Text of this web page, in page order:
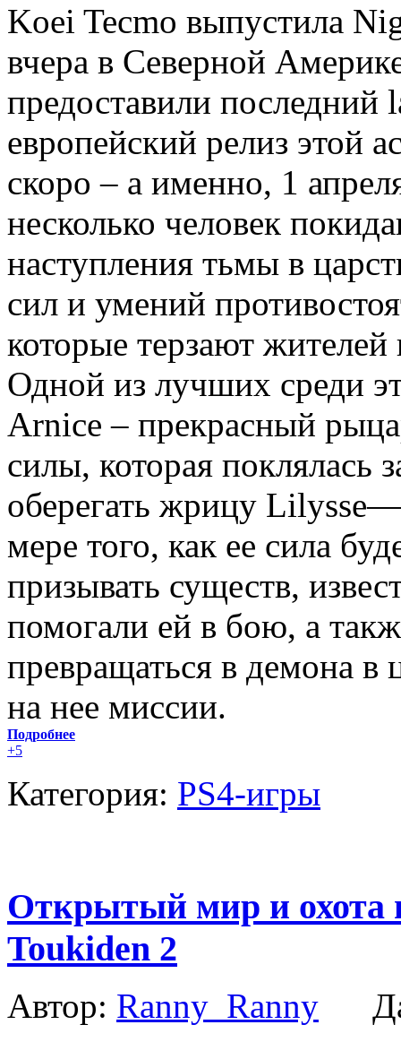
Koei Tecmo выпустила
вчера в Северной
предоставили последний
европейский релиз этой
скоро – а именно, 1
несколько человек
наступления тьмы в
сил и умений
которые терзают
Одной из лучших среди
Arnice – прекрасный
силы, которая поклялась
оберегать жрицу
мере того, как ее сила
призывать существ,
помогали ей в бою, а
превращаться в демона в
на нее миссии.
Подробнее
+5
Категория: PS4-игры
Открытый мир и охота
Toukiden 2
Автор: Ranny_Ranny